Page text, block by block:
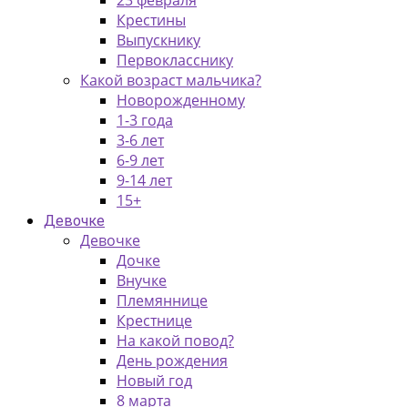
Крестины
Выпускнику
Первокласснику
Какой возраст мальчика?
Новорожденному
1-3 года
3-6 лет
6-9 лет
9-14 лет
15+
Девочке
Девочке
Дочке
Внучке
Племяннице
Крестнице
На какой повод?
День рождения
Новый год
8 марта